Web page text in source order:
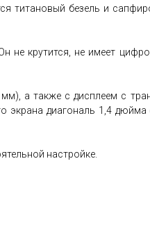
титановый безель и
не крутится, не имеет
а также с дисплеем с
экрана диагональ 1,4
настройке.